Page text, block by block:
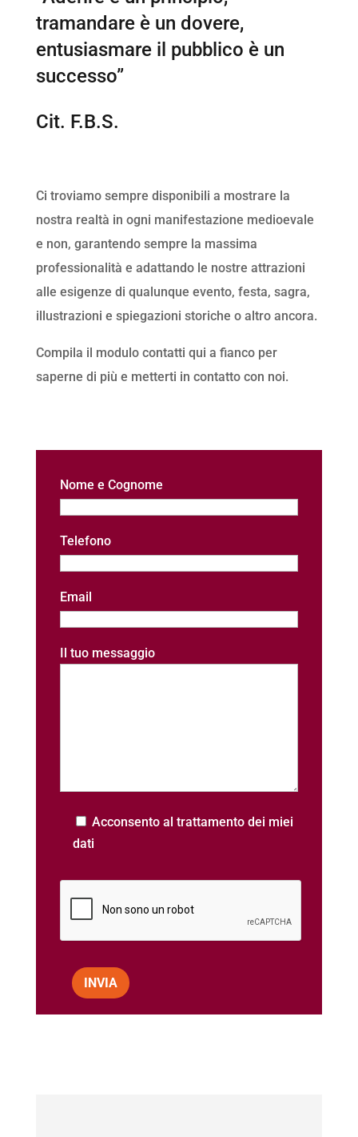
tramandare è un dovere,
entusiasmare il pubblico è un
successo”
Cit. F.B.S.
Ci troviamo sempre disponibili a mostrare la
nostra realtà in ogni manifestazione medioevale
e non, garantendo sempre la massima
professionalità e adattando le nostre attrazioni
alle esigenze di qualunque evento, festa, sagra,
illustrazioni e spiegazioni storiche o altro ancora.
Compila il modulo contatti qui a fianco per
saperne di più e metterti in contatto con noi.
Nome e Cognome
Telefono
Email
Il tuo messaggio
Acconsento al trattamento dei miei
dati